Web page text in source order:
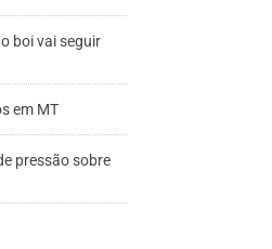
boi vai seguir
em MT
pressão sobre